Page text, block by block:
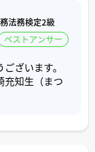
成年後見登
登記されるも
不動産の売
の名義で行う
になりま
社の登記簿謄
法務検定2級
ベストアンサー
ざいます。
充知生（まつ